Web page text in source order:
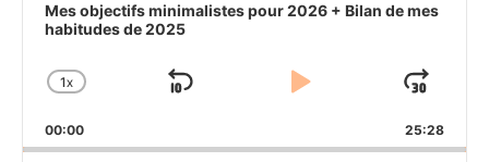
Mes objectifs minimalistes pour 2026 + Bilan de mes
habitudes de 2025
CHANGE
RATE
1X
SKIP
PLAY
PAUSE
00:00 25:28